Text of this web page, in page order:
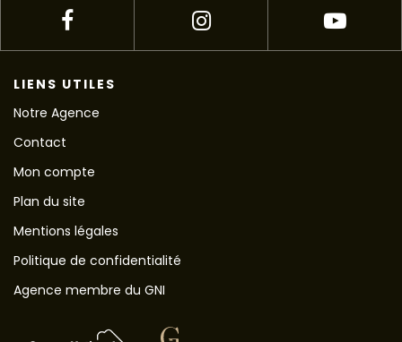
LIENS UTILES
Notre Agence
Contact
Mon compte
Plan du site
Mentions légales
Politique de confidentialité
Agence membre du GNI